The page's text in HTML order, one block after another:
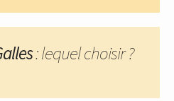
: lequel choisir ?